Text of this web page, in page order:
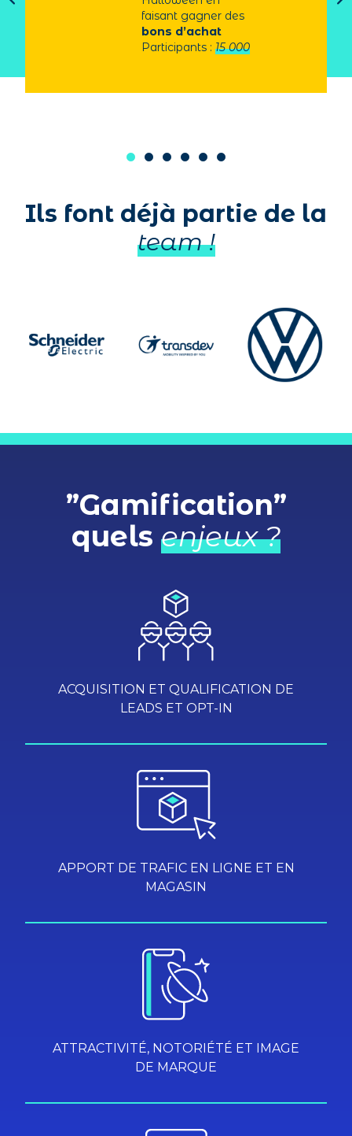
faisant gagner des
bons d’achat
Participants :15 000
Ils font déjà partie de la
team !
”Gamification”
quels enjeux ?
ACQUISITION ET QUALIFICATION DE
LEADS ET OPT-IN
APPORT DE TRAFIC EN LIGNE ET EN
MAGASIN
ATTRACTIVITÉ, NOTORIÉTÉ ET IMAGE
DE MARQUE